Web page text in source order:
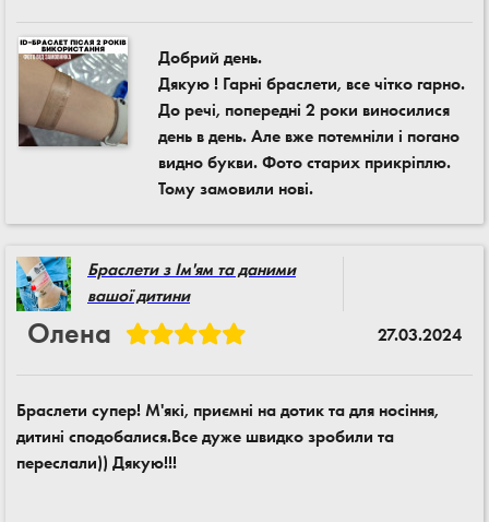
Добрий день.
Дякую ! Гарні браслети, все чітко гарно.
До речі, попередні 2 роки виносилися
день в день. Але вже потемніли і погано
видно букви. Фото старих прикріплю.
Тому замовили нові.
Браслети з Ім'ям та даними
вашої дитини
Олена 27.03.2024
Браслети супер! М'які, приємні на дотик та для носіння,
дитині сподобалися.Все дуже швидко зробили та
переслали)) Дякую!!!